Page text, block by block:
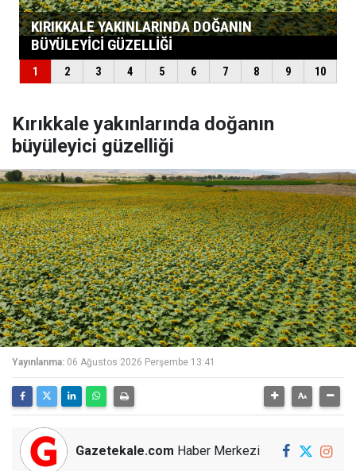
Kırıkkale yakınlarında doğanın
büyüleyici güzelliği
Yayınlanma: 06 Ağustos 2026 Perşembe 13:41
Gazetekale.com Haber Merkezi